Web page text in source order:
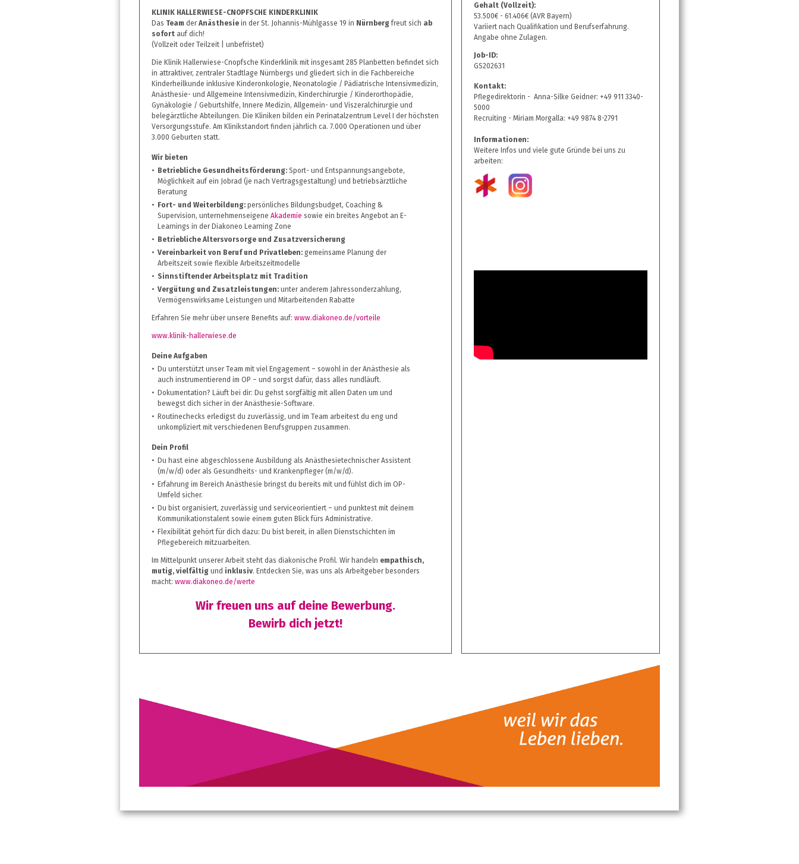
KLINIK HALLERWIESE-CNOPFSCHE KINDERKLINIK
Das Team derAnästhesie in der St. Johannis-Mühlgasse 19 in Nürnbergfreut sich ab
sofort auf dich!
(Vollzeit oder Teilzeit | unbefristet)
Die Klinik Hallerwiese-Cnopfsche Kinderklinik mit insgesamt 285 Planbetten befindet sich
in attraktiver, zentraler Stadtlage Nürnbergs und gliedert sich in die Fachbereiche
Kinderheilkunde inklusive Kinderonkologie, Neonatologie / Pädiatrische Intensivmedizin,
Anästhesie- und Allgemeine Intensivmedizin, Kinderchirurgie / Kinderorthopädie,
Gynäkologie / Geburtshilfe, Innere Medizin, Allgemein- und Viszeralchirurgie und
belegärztliche Abteilungen. Die Kliniken bilden ein Perinatalzentrum Level I der höchsten
Versorgungsstufe. Am Klinikstandort finden jährlich ca. 7.000 Operationen und über
3.000 Geburten statt.
Wir bieten
Betriebliche Gesundheitsförderung: Sport- und Entspannungsangebote,
Möglichkeit auf ein Jobrad (je nach Vertragsgestaltung) und betriebsärztliche
Beratung
Fort- und Weiterbildung: persönliches Bildungsbudget, Coaching &
Supervision, unternehmenseigene Akademie sowie ein breites Angebot an E-
Learnings in der Diakoneo Learning Zone
Betriebliche Altersvorsorge und Zusatzversicherung
Vereinbarkeit von Beruf und Privatleben: gemeinsame Planung der
Arbeitszeit sowie flexible Arbeitszeitmodelle
Sinnstiftender Arbeitsplatz mit Tradition
Vergütung und Zusatzleistungen: unter anderem Jahressonderzahlung,
Vermögenswirksame Leistungen und Mitarbeitenden Rabatte
Erfahren Sie mehr über unsere Benefits auf: www.diakoneo.de/vorteile
www.klinik-hallerwiese.de
Deine Aufgaben
Du unterstützt unser Team mit viel Engagement – sowohl in der Anästhesie als
auch instrumentierend im OP – und sorgst dafür, dass alles rundläuft.
Dokumentation? Läuft bei dir: Du gehst sorgfältig mit allen Daten um und
bewegst dich sicher in der Anästhesie-Software.
Routinechecks erledigst du zuverlässig, und im Team arbeitest du eng und
unkompliziert mit verschiedenen Berufsgruppen zusammen.
Dein Profil
Du hast eine abgeschlossene Ausbildung als Anästhesietechnischer Assistent
(m/w/d) oder als Gesundheits- und Krankenpfleger (m/w/d).
Erfahrung im Bereich Anästhesie bringst du bereits mit und fühlst dich im OP-
Umfeld sicher.
Du bist organisiert, zuverlässig und serviceorientiert – und punktest mit deinem
Kommunikationstalent sowie einem guten Blick fürs Administrative.
Flexibilität gehört für dich dazu: Du bist bereit, in allen Dienstschichten im
Pflegebereich mitzuarbeiten.
Im Mittelpunkt unserer Arbeit steht das diakonische Profil. Wir handeln empathisch,
mutig, vielfältig und inklusiv. Entdecken Sie, was uns als Arbeitgeber besonders
macht: www.diakoneo.de/werte
Wir freuen uns auf deine Bewerbung.
Bewirb dichjetzt!
Gehalt (Vollzeit):
53.500€ - 61.406€ (AVR Bayern)
Variiert nach Qualifikation und Berufserfahrung.
Angabe ohne Zulagen.
Job-ID:
GS202631
Kontakt:
Pflegedirektorin - Anna-Silke Geidner: +49 911 3340-
5000
Recruiting - Miriam Morgalla: +49 9874 8-2791
Informationen:
Weitere Infos und viele gute Gründe bei uns zu
arbeiten: